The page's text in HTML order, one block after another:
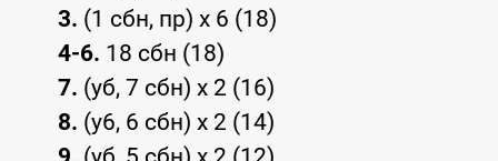
3. (1 сбн, пр) x 6 (18)
4-6. 18 сбн (18)
7. (уб, 7 сбн) x 2 (16)
8. (у6, 6 сбн) x 2 (14)